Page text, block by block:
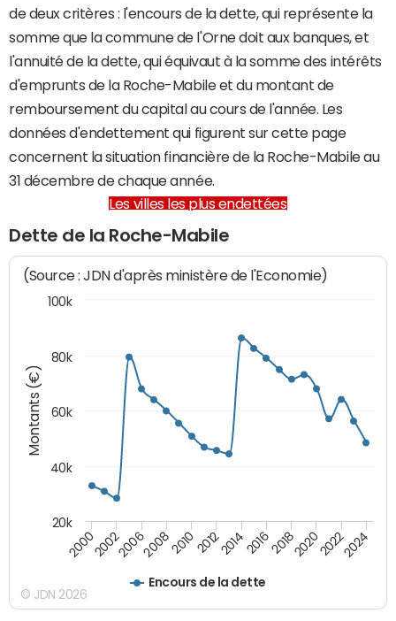
de deux critères : l'encours de la dette, qui représente la
somme que la commune de l'Orne doit aux banques, et
l'annuité de la dette, qui équivaut à la somme des intérêts
d'emprunts de la Roche-Mabile et du montant de
remboursement du capital au cours de l'année. Les
données d'endettement qui figurent sur cette page
concernent la situation financière de la Roche-Mabile au
31 décembre de chaque année.
Les villes les plus endettées
Dette de la Roche-Mabile
Montants (€)
(Source : JDN d'après ministère de l'Economie)
Encours de la dette
200020022006200820102012201420162018202020222024
20k
40k
60k
80k
100k
© JDN 2026